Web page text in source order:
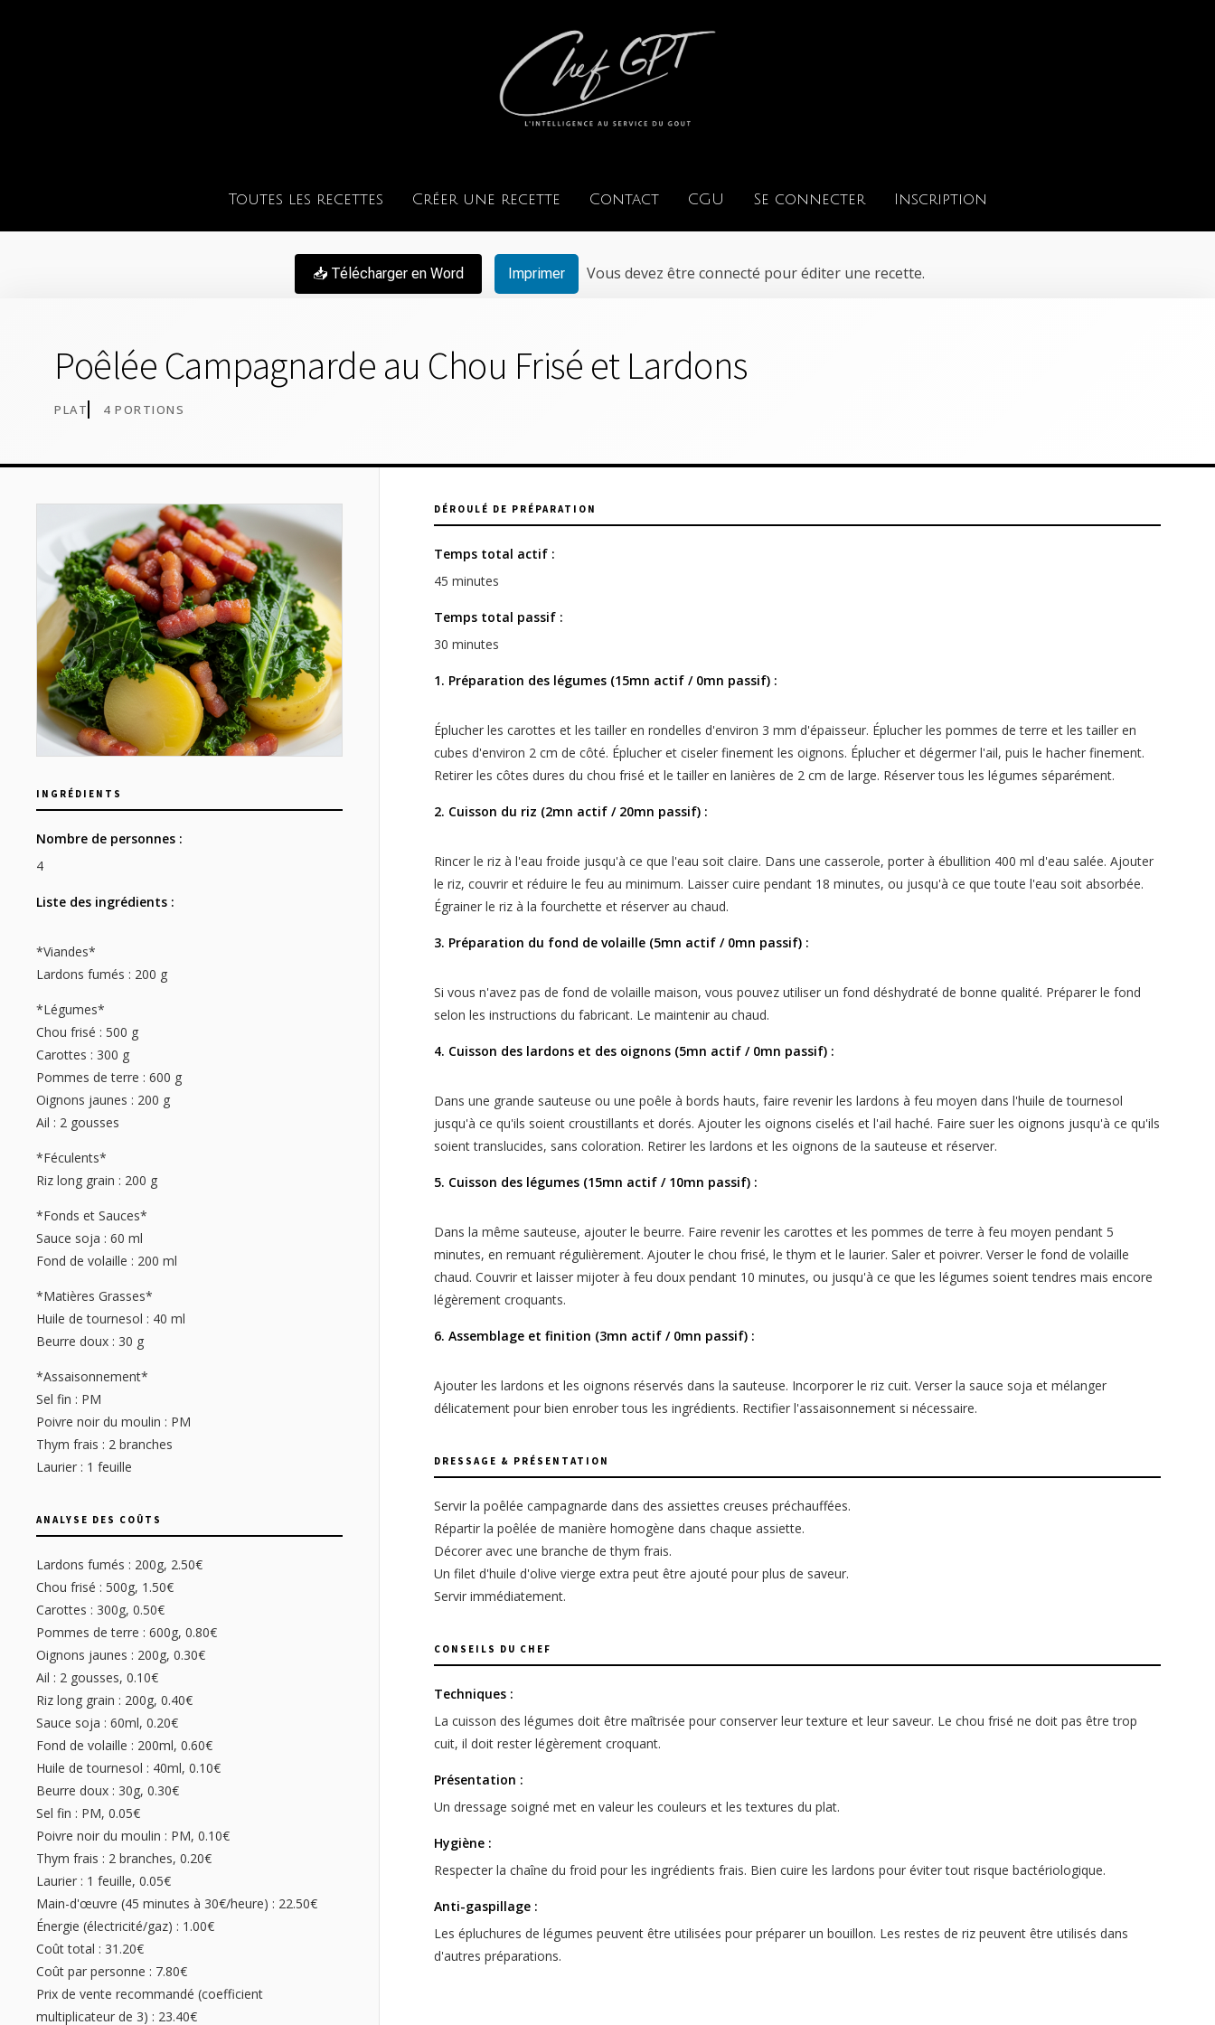
Toutes les recettes Créer une recette Contact CGU Se connecter Inscription
📥 Télécharger en Word Imprimer Vous devez être connecté pour éditer une recette.
Poêlée Campagnarde au Chou Frisé et Lardons
PLAT 4 PORTIONS
INGRÉDIENTS
Nombre de personnes :
4
Liste des ingrédients :
*Viandes*
Lardons fumés : 200 g
*Légumes*
Chou frisé : 500 g
Carottes : 300 g
Pommes de terre : 600 g
Oignons jaunes : 200 g
Ail : 2 gousses
*Féculents*
Riz long grain : 200 g
*Fonds et Sauces*
Sauce soja : 60 ml
Fond de volaille : 200 ml
*Matières Grasses*
Huile de tournesol : 40 ml
Beurre doux : 30 g
*Assaisonnement*
Sel fin : PM
Poivre noir du moulin : PM
Thym frais : 2 branches
Laurier : 1 feuille
ANALYSE DES COÛTS
Lardons fumés : 200g, 2.50€
Chou frisé : 500g, 1.50€
Carottes : 300g, 0.50€
Pommes de terre : 600g, 0.80€
Oignons jaunes : 200g, 0.30€
Ail : 2 gousses, 0.10€
Riz long grain : 200g, 0.40€
Sauce soja : 60ml, 0.20€
Fond de volaille : 200ml, 0.60€
Huile de tournesol : 40ml, 0.10€
Beurre doux : 30g, 0.30€
Sel fin : PM, 0.05€
Poivre noir du moulin : PM, 0.10€
Thym frais : 2 branches, 0.20€
Laurier : 1 feuille, 0.05€
Main-d'œuvre (45 minutes à 30€/heure) : 22.50€
Énergie (électricité/gaz) : 1.00€
Coût total : 31.20€
Coût par personne : 7.80€
Prix de vente recommandé (coefficient
multiplicateur de 3) : 23.40€
DÉROULÉ DE PRÉPARATION
Temps total actif :
45 minutes
Temps total passif :
30 minutes
1. Préparation des légumes (15mn actif / 0mn passif) :
Éplucher les carottes et les tailler en rondelles d'environ 3 mm d'épaisseur. Éplucher les pommes de terre et les tailler en
cubes d'environ 2 cm de côté. Éplucher et ciseler finement les oignons. Éplucher et dégermer l'ail, puis le hacher finement.
Retirer les côtes dures du chou frisé et le tailler en lanières de 2 cm de large. Réserver tous les légumes séparément.
2. Cuisson du riz (2mn actif / 20mn passif) :
Rincer le riz à l'eau froide jusqu'à ce que l'eau soit claire. Dans une casserole, porter à ébullition 400 ml d'eau salée. Ajouter
le riz, couvrir et réduire le feu au minimum. Laisser cuire pendant 18 minutes, ou jusqu'à ce que toute l'eau soit absorbée.
Égrainer le riz à la fourchette et réserver au chaud.
3. Préparation du fond de volaille (5mn actif / 0mn passif) :
Si vous n'avez pas de fond de volaille maison, vous pouvez utiliser un fond déshydraté de bonne qualité. Préparer le fond
selon les instructions du fabricant. Le maintenir au chaud.
4. Cuisson des lardons et des oignons (5mn actif / 0mn passif) :
Dans une grande sauteuse ou une poêle à bords hauts, faire revenir les lardons à feu moyen dans l'huile de tournesol
jusqu'à ce qu'ils soient croustillants et dorés. Ajouter les oignons ciselés et l'ail haché. Faire suer les oignons jusqu'à ce qu'ils
soient translucides, sans coloration. Retirer les lardons et les oignons de la sauteuse et réserver.
5. Cuisson des légumes (15mn actif / 10mn passif) :
Dans la même sauteuse, ajouter le beurre. Faire revenir les carottes et les pommes de terre à feu moyen pendant 5
minutes, en remuant régulièrement. Ajouter le chou frisé, le thym et le laurier. Saler et poivrer. Verser le fond de volaille
chaud. Couvrir et laisser mijoter à feu doux pendant 10 minutes, ou jusqu'à ce que les légumes soient tendres mais encore
légèrement croquants.
6. Assemblage et finition (3mn actif / 0mn passif) :
Ajouter les lardons et les oignons réservés dans la sauteuse. Incorporer le riz cuit. Verser la sauce soja et mélanger
délicatement pour bien enrober tous les ingrédients. Rectifier l'assaisonnement si nécessaire.
DRESSAGE & PRÉSENTATION
Servir la poêlée campagnarde dans des assiettes creuses préchauffées.
Répartir la poêlée de manière homogène dans chaque assiette.
Décorer avec une branche de thym frais.
Un filet d'huile d'olive vierge extra peut être ajouté pour plus de saveur.
Servir immédiatement.
CONSEILS DU CHEF
Techniques :
La cuisson des légumes doit être maîtrisée pour conserver leur texture et leur saveur. Le chou frisé ne doit pas être trop
cuit, il doit rester légèrement croquant.
Présentation :
Un dressage soigné met en valeur les couleurs et les textures du plat.
Hygiène :
Respecter la chaîne du froid pour les ingrédients frais. Bien cuire les lardons pour éviter tout risque bactériologique.
Anti-gaspillage :
Les épluchures de légumes peuvent être utilisées pour préparer un bouillon. Les restes de riz peuvent être utilisés dans
d'autres préparations.